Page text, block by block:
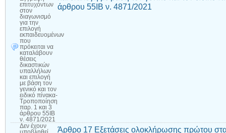
επιτυχόντων
στον
διαγωνισμό
για την
επιλογή
εκπαιδευομένων
που
πρόκειται να
καταλάβουν
θέσεις
δικαστικών
υπαλλήλων
και επιλογή
με βάση τον
γενικό και τον
ειδικό πίνακα-
Τροποποίηση
παρ. 1 και 3
άρθρου 55ΙΒ
ν. 4871/2021
άρθρου 55ΙΒ ν. 4871/2021
Δεν έχουν
Άρθρο 17 Εξετάσεις ολοκλήρωσης πρώτου